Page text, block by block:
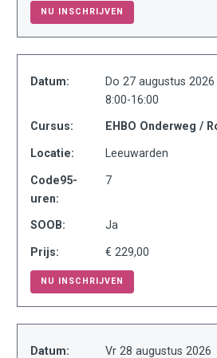
NU INSCHRIJVEN
Datum:
Do 27 augustus 2026
8:00-16:00
Cursus: EHBO Onderweg /
Locatie: Leeuwarden
Code95-
uren:
7
SOOB: Ja
Prijs: € 229,00
NU INSCHRIJVEN
Datum:
Vr 28 augustus 2026